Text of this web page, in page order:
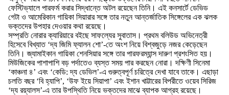
ফেস্টিভ্যালে পারফর্ম করার সিদ্ধান্তে অটল রয়েছেন তিনি। এই কনসার্টে ডেভিড
গেটা ও আমেরিকান গায়িকা সিয়ারার সঙ্গে তার নতুন আন্তর্জাতিক সিঙ্গেলের এক ঝলক
ভক্তদের উপহার দেওয়ার কথা রয়েছে।
সম্প্রতি নোরার ক্যারিয়ারে বইছে সাফল্যের সুবাতাস। প্রথম বলিউড অভিনেত্রী
হিসেবে বিখ্যাত ‘দ্য জিমি ফ্যালন শো’-তে অংশ নিয়ে বিশ্বজুড়ে নজর কেড়েছেন
তিনি। জ্যামাইকান গায়িকা শেনসিয়ার সঙ্গে তার পারফরম্যান্স দারুণ প্রশংসিত হয়।
মিউজিকের পাশাপাশি বড় পর্দাতেও ব্যস্ত সময় পার করছেন নোরা। দক্ষিণী সিনেমা
‘কাঞ্চনা ৪’ এবং ‘কেডি: দ্য ডেভিল’-এ গুরুত্বপূর্ণ চরিত্রে দেখা যাবে তাকে। এছাড়া
চলতি বছর ‘বি হ্যাপি’, ‘উফ ইয়ে সিয়াপা’ এবং ইশান খাট্টারের বিপরীতে ওয়েব সিরিজ
‘দ্য রয়্যালস’-এ তার উপস্থিতি নিয়ে ভক্তদের মাঝে ব্যাপক আগ্রহ রয়েছে।